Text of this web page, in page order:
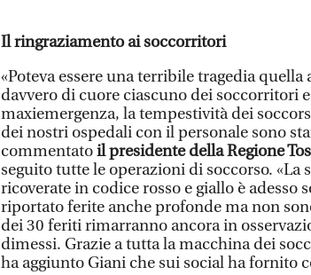
Il ringraziamento ai soccorritori
«Poteva essere una terribile tragedia
davvero di cuore ciascuno dei soccorritori
maxiemergenza, la tempestività dei
dei nostri ospedali con il personale sono
commentatoil presidente della Regione
seguito tutte le operazioni di soccorso. «La
ricoverate in codice rosso e giallo è adesso
riportato ferite anche profonde ma non
dei 30 feriti rimarranno ancora in
dimessi. Grazie a tutta la macchina dei
ha aggiunto Giani che sui social ha fornito